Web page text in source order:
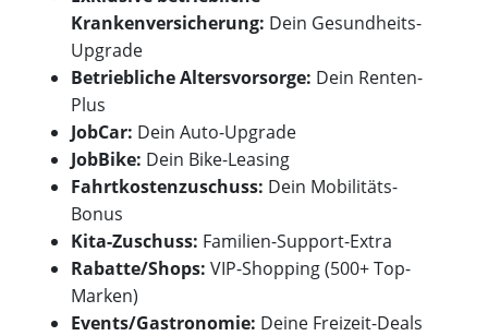
Krankenversicherung: Dein Gesundheits-
Upgrade
Betriebliche Altersvorsorge: Dein Renten-
Plus
JobCar: Dein Auto-Upgrade
JobBike: Dein Bike-Leasing
Fahrtkostenzuschuss: Dein Mobilitäts-
Bonus
Kita-Zuschuss: Familien-Support-Extra
Rabatte/Shops: VIP-Shopping (500+ Top-
Marken)
Events/Gastronomie: Deine Freizeit-Deals